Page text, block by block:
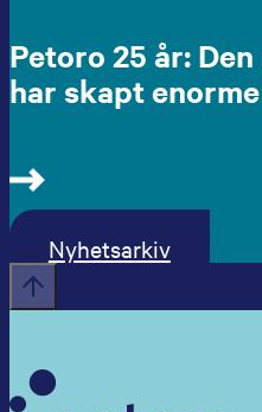
Petoro 25 år:
har skapt
Nyhetsarkiv